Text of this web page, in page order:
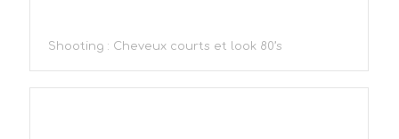
Shooting : Cheveux courts et look 80’s